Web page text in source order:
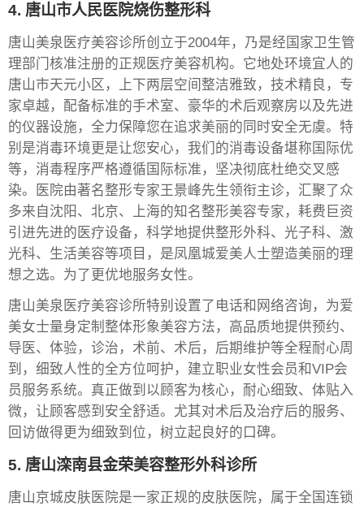
4. 唐山市人民医院烧伤整形科
唐山美泉医疗美容诊所创立于2004年，乃是经国家卫生管
理部门核准注册的正规医疗美容机构。它地处环境宜人的
唐山市天元小区，上下两层空间整洁雅致，技术精良，专
家卓越，配备标准的手术室、豪华的术后观察房以及先进
的仪器设施，全力保障您在追求美丽的同时安全无虞。特
别是消毒环境更是让您安心，我们的消毒设备堪称国际优
等，消毒程序严格遵循国际标准，坚决彻底杜绝交叉感
染。医院由著名整形专家王景峰先生领衔主诊，汇聚了众
多来自沈阳、北京、上海的知名整形美容专家，耗费巨资
引进先进的医疗设备，科学地提供整形外科、光子科、激
光科、生活美容等项目，是凤凰城爱美人士塑造美丽的理
想之选。为了更优地服务女性。
唐山美泉医疗美容诊所特别设置了电话和网络咨询，为爱
美女士量身定制整体形象美容方法，高品质地提供预约、
导医、体验，诊治，术前、术后，后期维护等全程耐心周
到，细致人性的全方位呵护，建立职业女性会员和VIP会
员服务系统。真正做到以顾客为核心，耐心细致、体贴入
微，让顾客感到安全舒适。尤其对术后及治疗后的服务、
回访做得更为细致到位，树立起良好的口碑。
5. 唐山滦南县金荣美容整形外科诊所
唐山京城皮肤医院是一家正规的皮肤医院，属于全国连锁